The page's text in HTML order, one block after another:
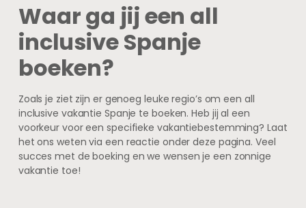
Waar ga jij een all
inclusive Spanje
boeken?
Zoals je ziet zijn er genoeg leuke regio’s om een all
inclusive vakantie Spanje te boeken. Heb jij al een
voorkeur voor een specifieke vakantiebestemming? Laat
het ons weten via een reactie onder deze pagina. Veel
succes met de boeking en we wensen je een zonnige
vakantie toe!